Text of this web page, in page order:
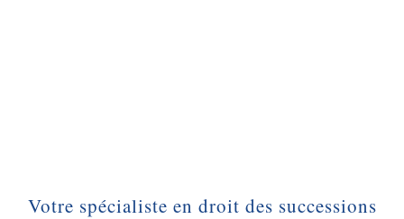
Votre spécialiste en droit des successions